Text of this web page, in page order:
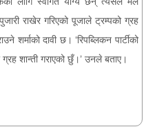
राखेर गरिएको पूजाले ट्रम्पको ग्रह
शर्माको दावी छ। ‘रिपब्लिकन पार्टीको
ग्रह शान्ती गराएको छुँ।’ उनले बताए।